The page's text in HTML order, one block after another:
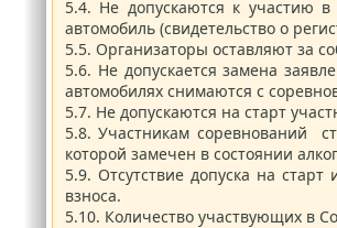
5.4. Не допускаются к участию
автомобиль (свидетельство о
5.5. Организаторы оставляют за
5.6. Не допускается замена
автомобилях снимаются с
5.7. Не допускаются на старт
5.8. Участникам соревнований
которой замечен в состоянии
5.9. Отсутствие допуска на
взноса.
5.10. Количество участвующих в